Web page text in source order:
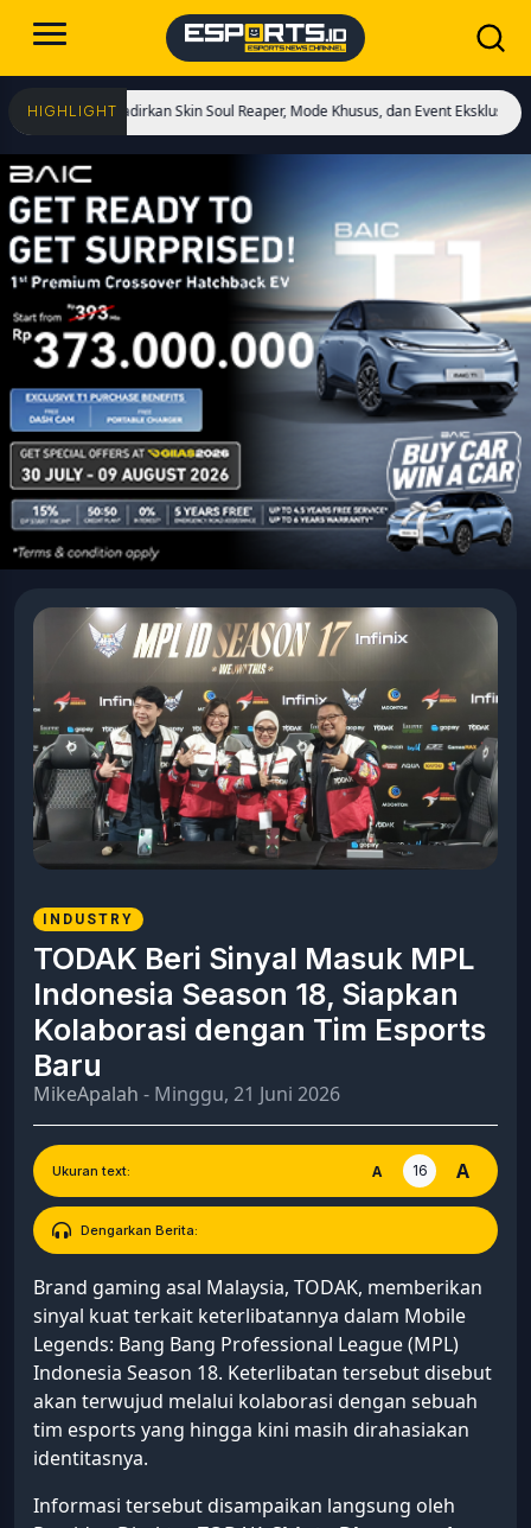
HIGHLIGHT
Hadirkan Skin Soul Reaper, Mode Khusus, dan Event Eksklusif! Cristiano
INDUSTRY
TODAK Beri Sinyal Masuk MPL
Indonesia Season 18, Siapkan
Kolaborasi dengan Tim Esports
Baru
MikeApalah - Minggu, 21 Juni 2026
Ukuran text: A 16 A
Dengarkan Berita:
Brand gaming asal Malaysia, TODAK, memberikan
sinyal kuat terkait keterlibatannya dalam Mobile
Legends: Bang Bang Professional League (MPL)
Indonesia Season 18. Keterlibatan tersebut disebut
akan terwujud melalui kolaborasi dengan sebuah
tim esports yang hingga kini masih dirahasiakan
identitasnya.
Informasi tersebut disampaikan langsung oleh